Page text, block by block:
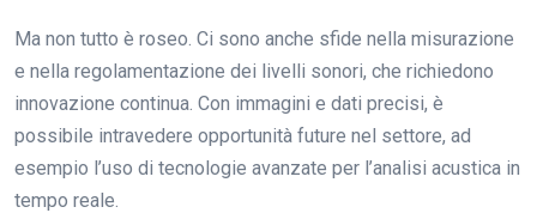
Ma non tutto è roseo. Ci sono anche sfide nella misurazione
e nella regolamentazione dei livelli sonori, che richiedono
innovazione continua. Con immagini e dati precisi, è
possibile intravedere opportunità future nel settore, ad
esempio l’uso di tecnologie avanzate per l’analisi acustica in
tempo reale.